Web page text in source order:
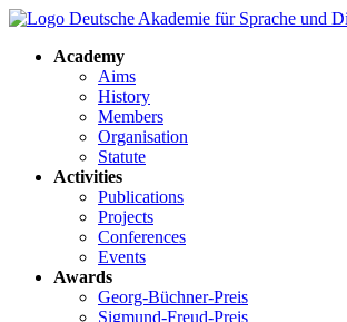
Academy
Aims
History
Members
Organisation
Statute
Activities
Publications
Projects
Conferences
Events
Awards
Georg-Büchner-Preis
Sigmund-Freud-Preis